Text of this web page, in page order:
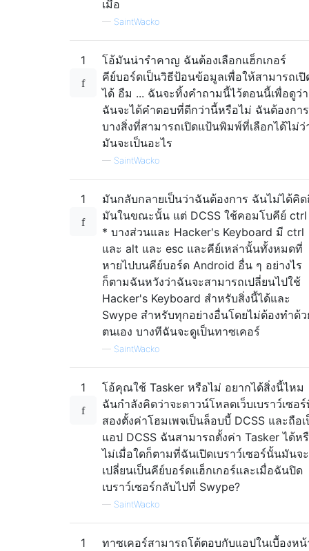
เมื่อ
— SaintWacko
1
โอ้มันน่ารำคาญ ฉันต้องเลือกแฮ็กเกอร์
คีย์บอร์ดเป็นวิธีป้อนข้อมูลเพื่อให้สามารถเปิ
ได้ อืม ... ฉันจะทิ้งคำถามนี้ไว้ตอนนี้เพื่อดูว่า
ฉันจะได้คำตอบที่ดีกว่านี้หรือไม่ ฉันต้องการ
บางสิ่งที่สามารถเปิดแป้นพิมพ์ที่เลือกได้ไม่ว่
มันจะเป็นอะไร
— SaintWacko
1
มันกลับกลายเป็นว่าฉันต้องการ ฉันไม่ได้คิด
มันในขณะนั้น แต่ DCSS ใช้คอมโบคีย์
* บางส่วนและ Hacker's Keyboard มี ctrl
และ alt และ esc และคีย์เหล่านั้นทั้งหมดที่
หายไปบนคีย์บอร์ด Android อื่น ๆ อย่างไร
ก็ตามฉันหวังว่าฉันจะสามารถเปลี่ยนไปใช้
Hacker's Keyboard สำหรับสิ่งนี้ได้และ
Swype สำหรับทุกอย่างอื่นโดยไม่ต้องทำด้ว
ตนเอง บางทีฉันจะดูเป็นทาซเคอร์
— SaintWacko
1
โอ้คุณใช้ Tasker หรือไม่ อยากได้สิ่งนี้ไหม
ฉันกำลังคิดว่าจะดาวน์โหลดเว็บเบราว์เซอ
สองตั้งค่าโฮมเพจเป็นล็อบบี้ DCSS และถือ
แอป DCSS ฉันสามารถตั้งค่า Tasker ได้ห
ไม่เมื่อใดก็ตามที่ฉันเปิดเบราว์เซอร์นั้นมันจะ
เปลี่ยนเป็นคีย์บอร์ดแฮ็กเกอร์และเมื่อฉันปิด
เบราว์เซอร์กลับไปที่ Swype?
— SaintWacko
1
ทาซเคอร์สามารถโต้ตอบกับแอปในเบื้องหน้